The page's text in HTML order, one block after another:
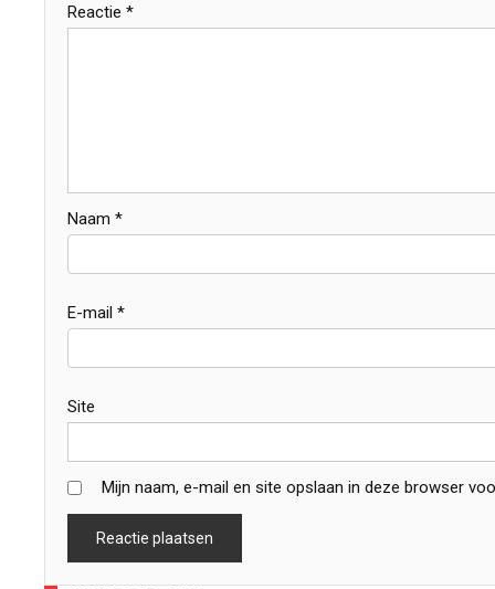
Reactie *
Naam *
E-mail *
Site
Mijn naam, e-mail en site opslaan in deze browser